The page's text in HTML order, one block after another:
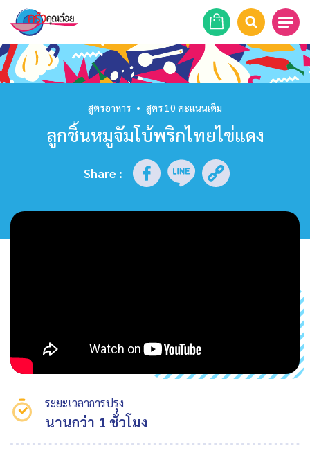
หน้าแรก
ร้านอาหาร
รายการย้อนหลัง
สูตรอาหาร • สูตร 10 คะแนนเต็ม
ลูกชิ้นหมูจัมโบ้พริกไทยไข่แดง
Share :
ระยะเวลาการปรุง
นานกว่า 1 ชั่วโมง